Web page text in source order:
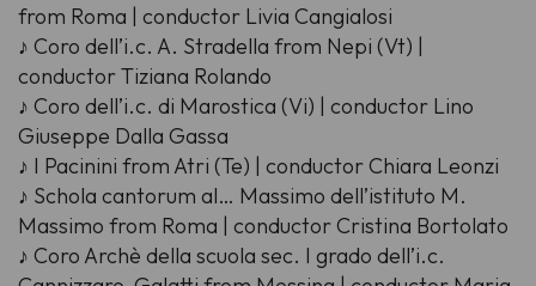
from Roma | conductor Livia Cangialosi
♪ Coro dell’i.c. A. Stradella from Nepi (Vt) |
conductor Tiziana Rolando
♪ Coro dell’i.c. di Marostica (Vi) | conductor Lino
Giuseppe Dalla Gassa
♪ I Pacinini from Atri (Te) | conductor Chiara Leonzi
♪ Schola cantorum al… Massimo dell’istituto M.
Massimo from Roma | conductor Cristina Bortolato
♪ Coro Archè della scuola sec. I grado dell’i.c.